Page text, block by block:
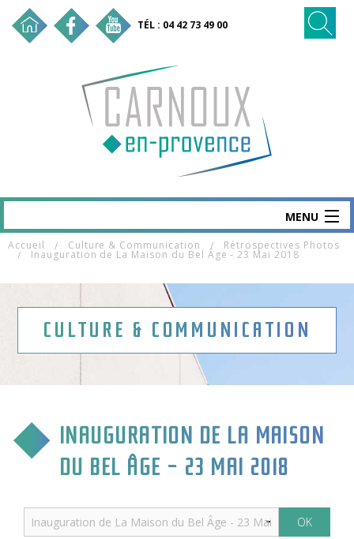
TÉL : 04 42 73 49 00
MENU
CARNOUX
MAIRIE & SERVICES
VIE ASSOCIATIVE
TOURISME & TRANSPORT
Accueil Culture & Communication Rétrospectives Photos
Inauguration de La Maison du Bel Âge - 23 Mai 2018
CULTURE & COMMUNICATION
INAUGURATION DE LA MAISON
DU BEL ÂGE - 23 MAI 2018